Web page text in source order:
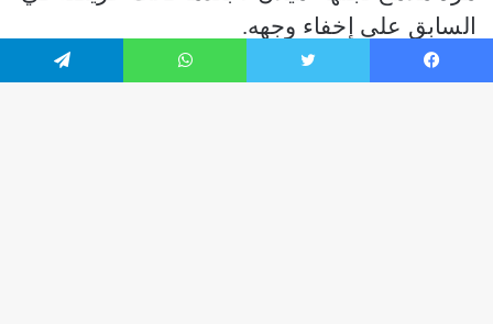
فيسبوك تويتر واتساب تيلقرام